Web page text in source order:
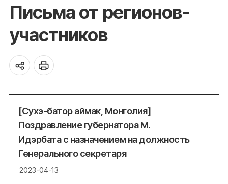
Письма от регионов-
участников
[Сухэ-батор аймак, Монголия]
Поздравление губернатора М.
Идэрбата с назначением на должность
Генерального секретаря
2023-04-13